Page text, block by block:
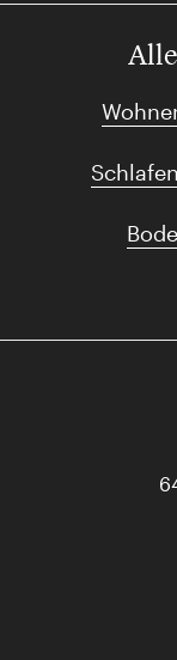
Schlafen